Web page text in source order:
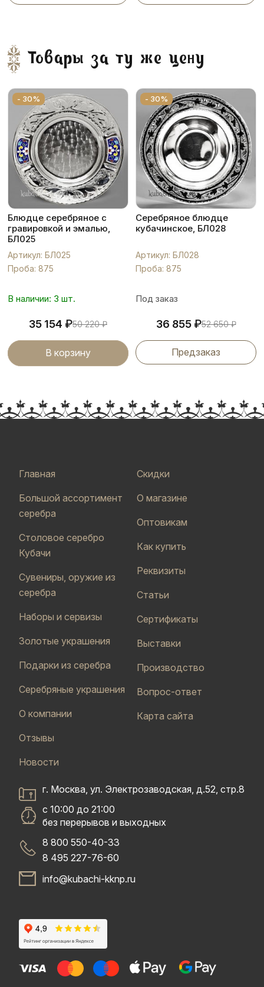
Товары за ту же цену
- 30%
Блюдце серебряное с
гравировкой и эмалью,
БЛ025
Артикул: БЛ025
Проба: 875
В наличии: 3 шт.
35 154 ₽50 220₽
В корзину
- 30%
Серебряное блюдце
кубачинское, БЛ028
Артикул: БЛ028
Проба: 875
Под заказ
36 855₽52 650₽
Предзаказ
Главная
Большой ассортимент
серебра
Столовое серебро
Кубачи
Сувениры, оружие из
серебра
Наборы и сервизы
Золотые украшения
Подарки из серебра
Серебряные украшения
О компании
Отзывы
Новости
Скидки
О магазине
Оптовикам
Как купить
Реквизиты
Статьи
Сертификаты
Выставки
Производство
Вопрос-ответ
Карта сайта
г. Москва, ул. Электрозаводская, д.52, стр.8
с 10:00 до 21:00
без перерывов и выходных
8 800 550-40-33
8 495 227-76-60
info@kubachi-kknp.ru